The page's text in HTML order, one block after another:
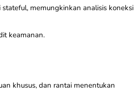
memungkinkan analisis koneksi
keamanan.
khusus, dan rantai menentukan